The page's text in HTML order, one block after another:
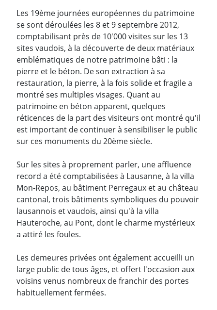
Les 19ème journées européennes du patrimoine
se sont déroulées les 8 et 9 septembre 2012,
comptabilisant près de 10'000 visites sur les 13
sites vaudois, à la découverte de deux matériaux
emblématiques de notre patrimoine bâti : la
pierre et le béton. De son extraction à sa
restauration, la pierre, à la fois solide et fragile a
montré ses multiples visages. Quant au
patrimoine en béton apparent, quelques
réticences de la part des visiteurs ont montré qu'il
est important de continuer à sensibiliser le public
sur ces monuments du 20ème siècle.
Sur les sites à proprement parler, une affluence
record a été comptabilisées à Lausanne, à la villa
Mon-Repos, au bâtiment Perregaux et au château
cantonal, trois bâtiments symboliques du pouvoir
lausannois et vaudois, ainsi qu'à la villa
Hauteroche, au Pont, dont le charme mystérieux
a attiré les foules.
Les demeures privées ont également accueilli un
large public de tous âges, et offert l'occasion aux
voisins venus nombreux de franchir des portes
habituellement fermées.